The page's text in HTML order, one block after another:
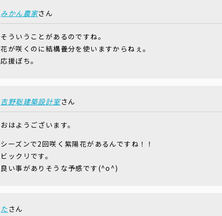
みかん農家さん
そういうことがあるのですね。
花が咲くのに結構養分を使いますからねぇ。
応援ぽち。
吉野聡建築設計室さん
おはようございます。
シーズンで2回咲く紫陽花があるんですね！！
ビックリです。
良い事がありそうな予感です(^o^)
た さん